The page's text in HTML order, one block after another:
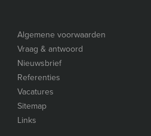
Algemene voorwaarden
Vraag & antwoord
Nieuwsbrief
Referenties
Vacatures
Sitemap
Links